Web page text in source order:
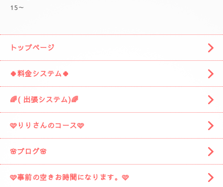
15～
トップページ
🍀料金システム🍀
🌈( 出張システム)🌈
🩷りりさんのコース🩷
🌸ブログ🌸
🩷事前の空きお時間になります。🩷